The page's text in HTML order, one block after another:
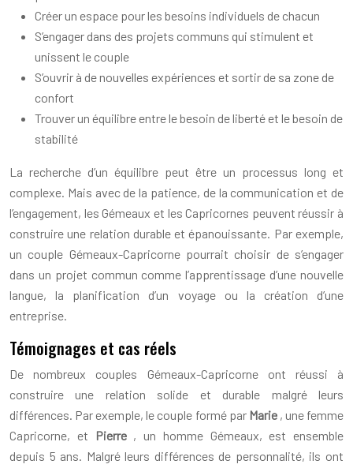
Créer un espace pour les besoins individuels de chacun
S’engager dans des projets communs qui stimulent et
unissent le couple
S’ouvrir à de nouvelles expériences et sortir de sa zone de
confort
Trouver un équilibre entre le besoin de liberté et le besoin de
stabilité
La recherche d’un équilibre peut être un processus long et
complexe. Mais avec de la patience, de la communication et de
l’engagement, les Gémeaux et les Capricornes peuvent réussir à
construire une relation durable et épanouissante. Par exemple,
un couple Gémeaux-Capricorne pourrait choisir de s’engager
dans un projet commun comme l’apprentissage d’une nouvelle
langue, la planification d’un voyage ou la création d’une
entreprise.
Témoignages et cas réels
De nombreux couples Gémeaux-Capricorne ont réussi à
construire une relation solide et durable malgré leurs
différences. Par exemple, le couple formé par Marie , une femme
Capricorne, et Pierre , un homme Gémeaux, est ensemble
depuis 5 ans. Malgré leurs différences de personnalité, ils ont